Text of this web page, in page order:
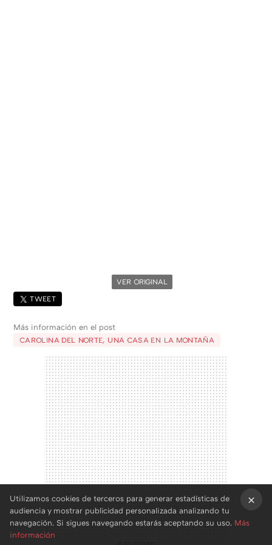
VER ORIGINAL
TWEET
Más información en el post
CAROLINA DEL NORTE, UNA CASA EN LA MONTAÑA
Utilizamos cookies de terceros para generar estadísticas de
audiencia y mostrar publicidad personalizada analizando tu
navegación. Si sigues navegando estarás aceptando su uso. Más
información